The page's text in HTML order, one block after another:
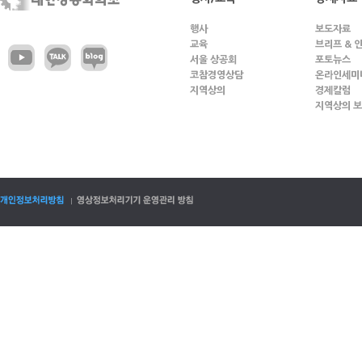
행사
교육
서울 상공회
코참경영상담
지역상의
보도자료
브리프 &
포토뉴스
온라인세미
경제칼럼
지역상의